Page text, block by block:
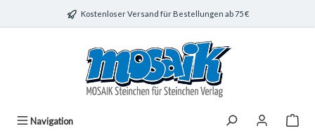
Zum Hauptinhalt springenKostenloser Versand für Bestellungen ab 75 €
Navigation